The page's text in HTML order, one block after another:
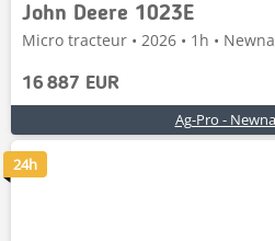
John Deere 1023E
Micro tracteur • 2026 • 1h •
16 887 EUR
Ag-Pro -
24h